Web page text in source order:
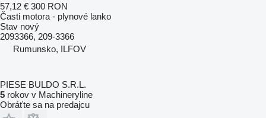
57,12 € 300 RON
Časti motora - plynové lanko
Stav nový
2093366, 209-3366
Rumunsko, ILFOV
PIESE BULDO S.R.L.
5 rokov v Machineryline
Obráťte sa na predajcu